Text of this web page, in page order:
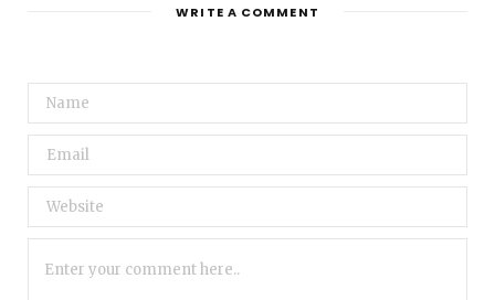
WRITE A COMMENT